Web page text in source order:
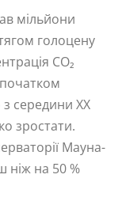
мільйони
голоцену
CO₂
середини XX
зростати.
Мауна-
ніж на 50 %